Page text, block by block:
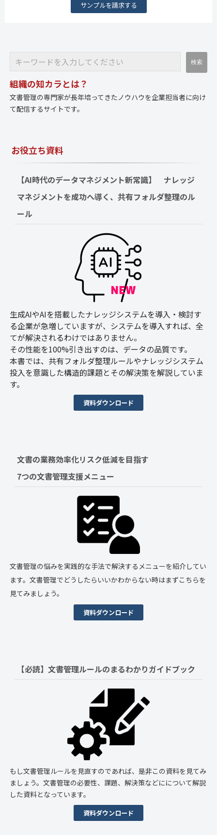
サンプルを請求する
組織の知カラとは？
文書管理の専門家が長年培ってきたノウハウを企業担当者に向け
て配信するサイトです。
お役立ち資料
【AI時代のデータマネジメント新常識】　ナレッジ
マネジメントを成功へ導く、共有フォルダ整理のル
ール
生成AIやAIを搭載したナレッジシステムを導入・検討す
る企業が急増していますが、システムを導入すれば、全
てが解決されるわけではありません。
その性能を100%引き出すのは、データの品質です。
本書では、共有フォルダ整理ルールやナレッジシステム
投入を意識した構造的課題とその解決策を解説していま
す。
資料ダウンロード
文書の業務効率化リスク低減を目指す
7つの文書管理支援メニュー
文書管理の悩みを実践的な手法で解決するメニューを紹介してい
ます。文書管理でどうしたらいいかわからない時はまずこちらを
見てみましょう。
資料ダウンロード
【必読】文書管理ルールのまるわかりガイドブック
もし文書管理ルールを見直すのであれば、是非この資料を見てみ
ましょう。文書管理の必要性、課題、解決策などにについて解説
した資料となっています。
資料ダウンロード